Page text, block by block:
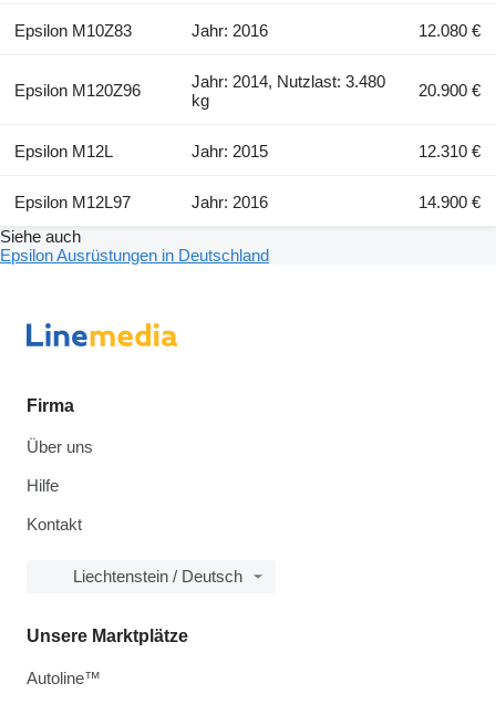
Epsilon M10Z83 Jahr: 2016 12.080 €
Epsilon M120Z96
Jahr: 2014, Nutzlast: 3.480
kg
20.900 €
Epsilon M12L Jahr: 2015 12.310 €
Epsilon M12L97 Jahr: 2016
14.900 €
Siehe auch
Epsilon Ausrüstungen in Deutschland
Firma
Über uns
Hilfe
Kontakt
Liechtenstein / Deutsch
Unsere Marktplätze
Autoline™